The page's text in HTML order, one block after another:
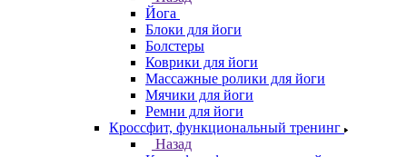
Йога
Блоки для йоги
Болстеры
Коврики для йоги
Массажные ролики для йоги
Мячики для йоги
Ремни для йоги
Кроссфит, функциональный тренинг
Назад